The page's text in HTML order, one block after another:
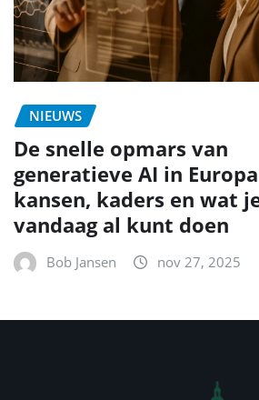
NIEUWS
De snelle opmars van
generatieve AI in
kansen, kaders en wat
vandaag al kunt doen
Bob Jansen nov 27, 2025